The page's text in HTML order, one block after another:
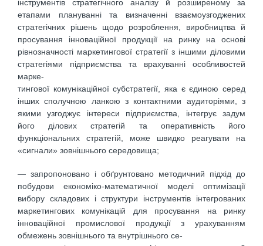
інструментів стратегічного аналізу й розширеному за
етапами плануванні та визначенні взаємоузгоджених
стратегічних рішень щодо розроблення, виробництва й
просування інноваційної продукції на ринку на основі
рівнозначності маркетингової стратегії з іншими діловими
стратегіями підприємства та врахуванні особливостей
марке-
тингової комунікаційної субстратегії, яка є єдиною серед
інших сполучною ланкою з контактними аудиторіями, з
якими узгоджує інтереси підприємства, інтегрує задум
його ділових стратегій та оперативність його
функціональних стратегій, може швидко реагувати на
«сигнали» зовнішнього середовища;
— запропоновано і обґрунтовано методичний підхід до
побудови економіко-математичної моделі оптимізації
вибору складових і структури інструментів інтегрованих
маркетингових комунікацій для просування на ринку
інноваційної промислової продукції з урахуванням
обмежень зовнішнього та внутрішнього се-